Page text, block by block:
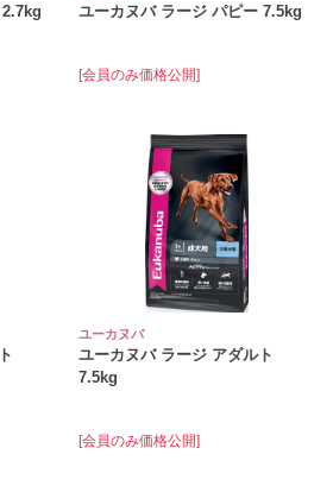
ユーカヌバ ラージ パピー 7.5kg
[会員のみ価格公開]
ユーカヌバ
ユーカヌバ ラージ アダルト
7.5kg
[会員のみ価格公開]